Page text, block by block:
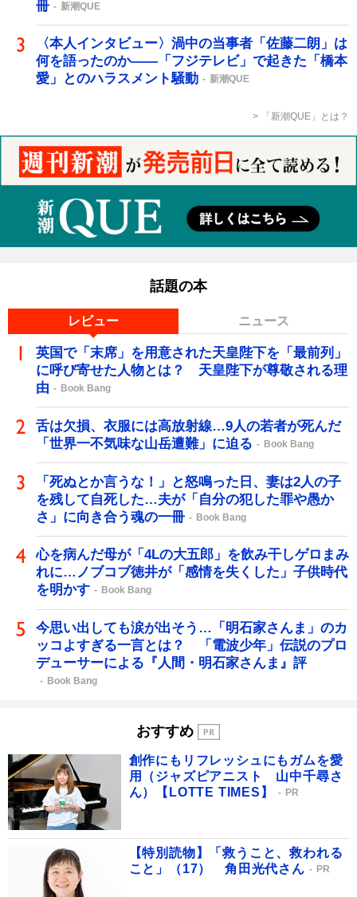
冊 新潮QUE
〈本人インタビュー〉渦中の当事者「佐藤二朗」は
何を語ったのか――「フジテレビ」で起きた「橋本
愛」とのハラスメント騒動
新潮QUE
「新潮QUE」とは？
話題の本
レビュー ニュース
英国で「末席」を用意された天皇陛下を「最前列」
に呼び寄せた人物とは？ 天皇陛下が尊敬される理
由
Book Bang
舌は欠損、衣服には高放射線…9人の若者が死んだ
「世界一不気味な山岳遭難」に迫る
Book Bang
「死ぬとか言うな！」と怒鳴った日、妻は2人の子
を残して自死した…夫が「自分の犯した罪や愚か
さ」に向き合う魂の一冊
Book Bang
心を病んだ母が「4Lの大五郎」を飲み干しゲロまみ
れに…ノブコブ徳井が「感情を失くした」子供時代
を明かす
Book Bang
今思い出しても涙が出そう…「明石家さんま」のカ
ッコよすぎる一言とは？ 「電波少年」伝説のプロ
デューサーによる『人間・明石家さんま』評
Book Bang
おすすめ
創作にもリフレッシュにもガムを愛
用（ジャズピアニスト 山中千尋さ
ん）【LOTTE TIMES】
PR
【特別読物】「救うこと、救われる
こと」（17） 角田光代さん
PR